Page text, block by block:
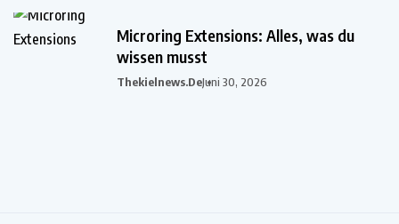
Microring Extensions: Alles, was du
wissen musst
Thekielnews.deJuni 30, 2026